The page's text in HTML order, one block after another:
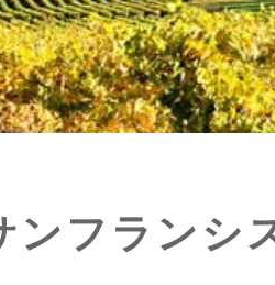
ンフランシ